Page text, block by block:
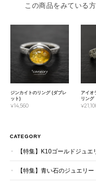
この商品をみている
ジンカイトのリング (ダブレ
ット)
¥14,560
アイオ
リング
CATEGORY
【特集】K10ゴールドジュエ
【特集】青い石のジュエリー